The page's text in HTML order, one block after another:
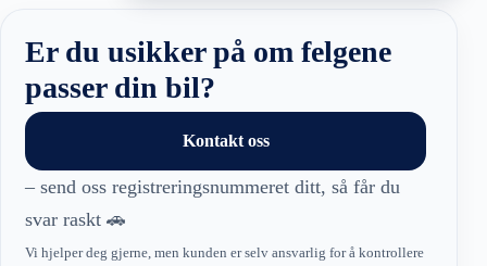
Black,
Hybrid
Forged
antall
Er du usikker på om felgene
passer din bil?
Kontakt oss
– send oss registreringsnummeret ditt, så får du
svar raskt 🚗
Vi hjelper deg gjerne, men kunden er selv ansvarlig for å kontrollere